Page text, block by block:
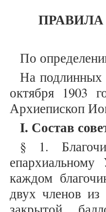
По
На подлинных
октября 1903
Архиепископ
I. Состав
§ 1.
каждом
двух членов из